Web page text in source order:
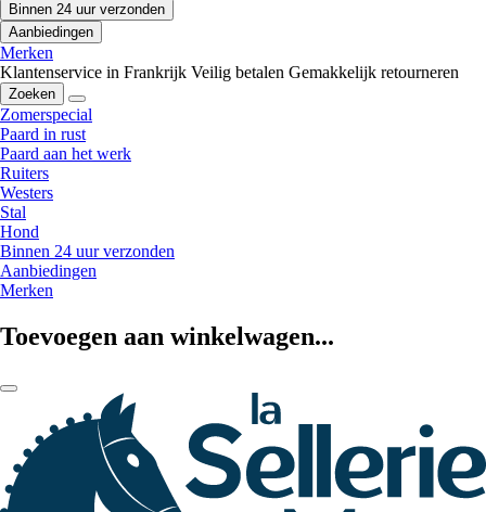
Binnen 24 uur verzonden
Aanbiedingen
Merken
Klantenservice in Frankrijk Veilig betalen Gemakkelijk retourneren
Zoeken
Zomerspecial
Paard in rust
Paard aan het werk
Ruiters
Westers
Stal
Hond
Binnen 24 uur verzonden
Aanbiedingen
Merken
Toevoegen aan winkelwagen...